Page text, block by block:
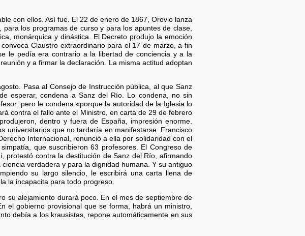
con ellos. Así fue. El 22 de enero de 1867, Orovio lanza
los programas de curso y para los apuntes de clase,
monárquica y dinástica. El Decreto produjo la emoción
Claustro extraordinario para el 17 de marzo, a fin
le pedía era contrario a la libertad de conciencia y a la
y a firmar la declaración. La misma actitud adoptan
Pasa al Consejo de Instrucción pública, al que Sanz
esperar, condena a Sanz del Río. Lo condena, no sin
pero le condena «porque la autoridad de la Iglesia lo
contra el fallo ante el Ministro, en carta de 29 de febrero
dentro y fuera de España, impresión enorme.
universitarios que no tardaría en manifestarse. Francisco
Internacional, renunció a ella por solidaridad con el
que suscribieron 63 profesores. El Congreso de
protestó contra la destitución de Sanz del Río, afirmando
verdadera y para la dignidad humana. Y su antiguo
su largo silencio, le escribirá una carta llena de
la incapacita para todo progreso.
su alejamiento durará poco. En el mes de septiembre de
el gobierno provisional que se forma, habrá un ministro,
debía a los krausistas, repone automáticamente en sus